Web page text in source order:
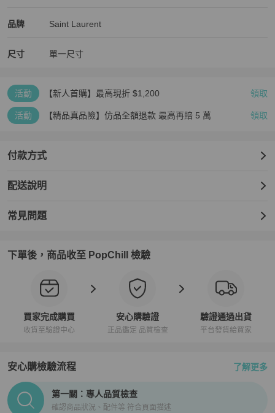
#ysl
#波士頓包
品牌
Saint Laurent精品 女包品牌介紹
Saint Laurent
Saint Laurent推薦清單
尺寸 單一尺寸
活動 【新人首購】最高現折 $1,200 領取
活動 【精品真品險】仿品全額退款 最高再賠 5 萬 領取
付款方式
配送說明
常見問題
下單後，商品收至 PopChill 檢驗
買家完成購買
收貨至驗證中心
安心購驗證
正品鑑定 品質檢查
驗證通過出貨
平台發貨給買家
安心購檢驗流程 了解更多
PopChill拍拍圈正品驗證、安心購檢驗流程介紹
第一關：專人品質檢查
確認商品狀況、配件等 符合頁面描述